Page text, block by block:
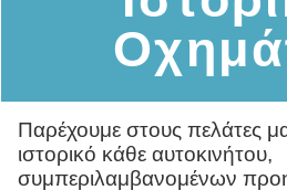
Παρέχουμε στους πελάτες
ιστορικό κάθε αυτοκινήτου,
συμπεριλαμβανομένων